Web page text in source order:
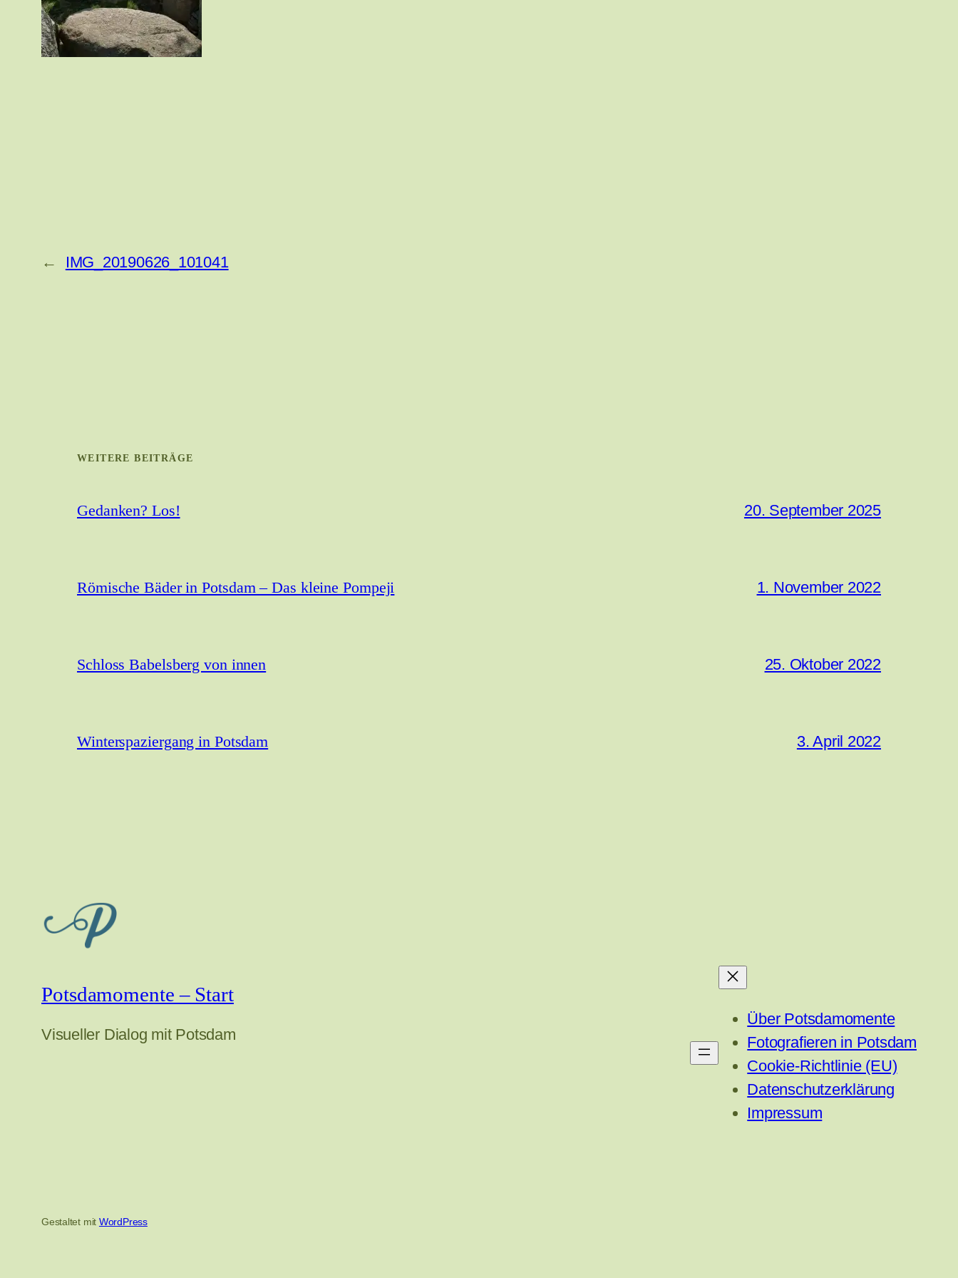
← IMG_20190626_101041
WEITERE BEITRÄGE
Gedanken? Los! 20. September 2025
Römische Bäder in Potsdam – Das kleine Pompeji 1. November 2022
Schloss Babelsberg von innen 25. Oktober 2022
Winterspaziergang in Potsdam 3. April 2022
Potsdamomente – Start
Visueller Dialog mit Potsdam
Über Potsdamomente
Fotografieren in Potsdam
Cookie-Richtlinie (EU)
Datenschutzerklärung
Impressum
Gestaltet mit WordPress